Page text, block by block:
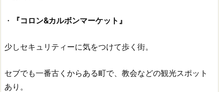
・ 『コロン&カルボンマーケット』
少しセキュリティーに気をつけて歩く街。
セブでも一番古くからある町で、教会などの観光スポット
あり。